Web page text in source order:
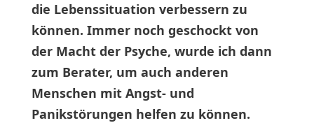
die Lebenssituation verbessern zu
können. Immer noch geschockt von
der Macht der Psyche, wurde ich dann
zum Berater, um auch anderen
Menschen mit Angst- und
Panikstörungen helfen zu können.